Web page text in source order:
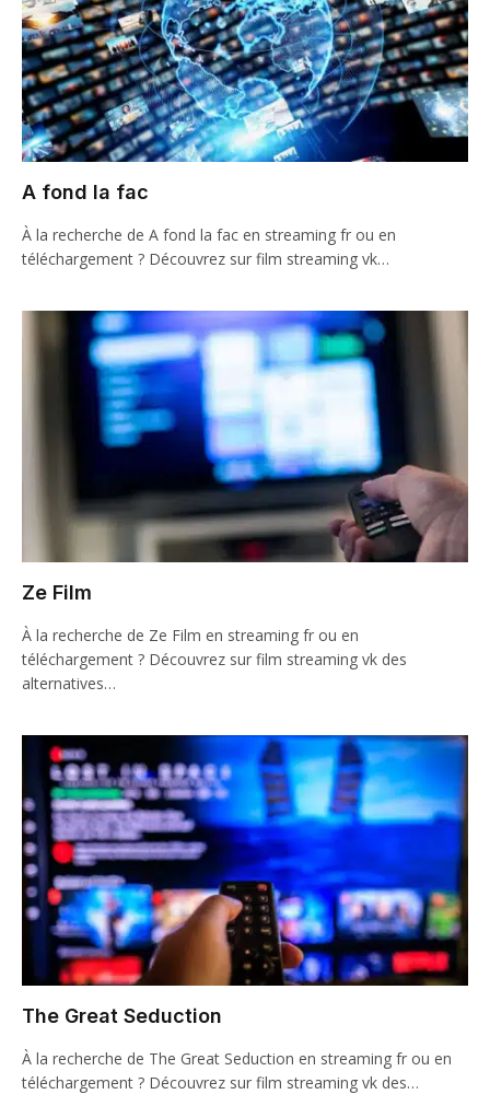
A fond la fac
À la recherche de A fond la fac en streaming fr ou en
téléchargement ? Découvrez sur film streaming vk…
Ze Film
À la recherche de Ze Film en streaming fr ou en
téléchargement ? Découvrez sur film streaming vk des
alternatives…
The Great Seduction
À la recherche de The Great Seduction en streaming fr ou en
téléchargement ? Découvrez sur film streaming vk des…